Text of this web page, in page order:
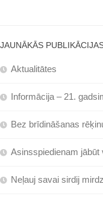
JAUNĀKĀS
Aktualitātes
Informācija – 21.
Bez brīdināšanas
Asinsspiedienam jābūt
Neļauj savai sirdij